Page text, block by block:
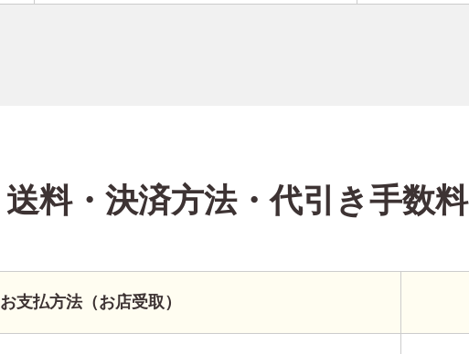
送料・決済方法・代引き手数料
お支払方法（お店受取）